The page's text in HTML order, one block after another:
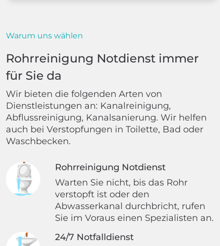
Warum uns wählen
Rohrreinigung Notdienst immer
für Sie da
Wir bieten die folgenden Arten von
Dienstleistungen an: Kanalreinigung,
Abflussreinigung, Kanalsanierung. Wir helfen
auch bei Verstopfungen in Toilette, Bad oder
Waschbecken.
Rohrreinigung Notdienst
Warten Sie nicht, bis das Rohr
verstopft ist oder den
Abwasserkanal durchbricht, rufen
Sie im Voraus einen Spezialisten an.
24/7 Notfalldienst